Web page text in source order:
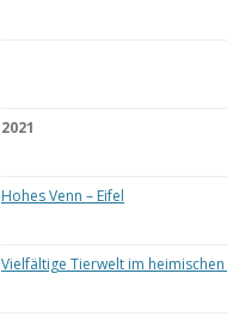
2021
Hohes Venn – Eifel
Vielfältige Tierwelt im